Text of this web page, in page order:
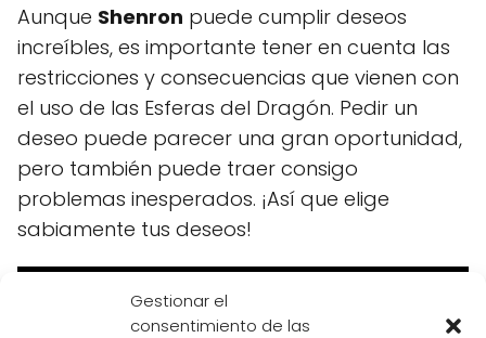
Gestionar el
consentimiento de las
Aunque Shenron puede cumplir deseos
increíbles, es importante tener en cuenta las
restricciones y consecuencias que vienen con
el uso de las Esferas del Dragón. Pedir un
deseo puede parecer una gran oportunidad,
pero también puede traer consigo
problemas inesperados. ¡Así que elige
sabiamente tus deseos!